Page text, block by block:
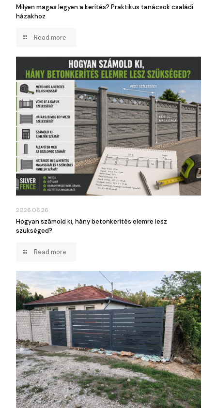
Milyen magas legyen a kerítés? Praktikus tanácsok családi
házakhoz
Read more
2026.06.26.
Hogyan számold ki, hány betonkerítés elemre lesz
szükséged?
Read more